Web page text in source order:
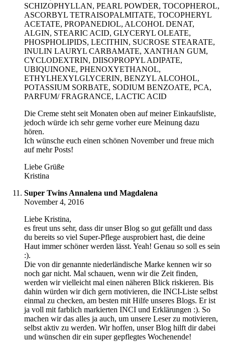
SCHIZOPHYLLAN, PEARL POWDER, TOCOPHEROL,
ASCORBYL TETRAISOPALMITATE, TOCOPHERYL
ACETATE, PROPANEDIOL, ALCOHOL DENAT,
ALGIN, STEARIC ACID, GLYCERYL OLEATE,
PHOSPHOLIPIDS, LECITHIN, SUCROSE STEARATE,
INULIN LAURYL CARBAMATE, XANTHAN GUM,
CYCLODEXTRIN, DIISOPROPYL ADIPATE,
UBIQUINONE, PHENOXYETHANOL,
ETHYLHEXYLGLYCERIN, BENZYL ALCOHOL,
POTASSIUM SORBATE, SODIUM BENZOATE, PCA,
PARFUM/ FRAGRANCE, LACTIC ACID
Die Creme steht seit Monaten oben auf meiner Einkaufsliste,
jedoch würde ich sehr gerne vorher eure Meinung dazu
hören.
Ich wünsche euch einen schönen November und freue mich
auf mehr Posts!
Liebe Grüße
Kristina
Super Twins Annalena und Magdalena
November 4, 2016
Liebe Kristina,
es freut uns sehr, dass dir unser Blog so gut gefällt und dass
du bereits so viel Super-Pflege ausprobiert hast, die deine
Haut immer schöner werden lässt. Yeah! Genau so soll es sein
:).
Die von dir genannte niederländische Marke kennen wir so
noch gar nicht. Mal schauen, wenn wir die Zeit finden,
werden wir vielleicht mal einen näheren Blick riskieren. Bis
dahin würden wir dich gern motivieren, die INCI-Liste selbst
einmal zu checken, am besten mit Hilfe unseres Blogs. Er ist
ja voll mit farblich markierten INCI und Erklärungen :). So
machen wir das alles ja auch, um unsere Leser zu motivieren,
selbst aktiv zu werden. Wir hoffen, unser Blog hilft dir dabei
und wünschen dir ein super gepflegtes Wochenende!